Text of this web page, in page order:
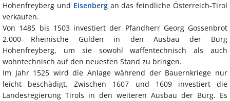
Hohenfreyberg und Eisenbergan das feindliche Österreich-Tirol
verkaufen.
Von 1485 bis 1503 investiert der Pfandherr Georg Gossenbrot
2.000 Rheinische Gulden in den Ausbau der Burg
Hohenfreyberg, um sie sowohl waffentechnisch als auch
wohntechnisch auf den neuesten Stand zu bringen.
Im Jahr 1525 wird die Anlage während der Bauernkriege nur
leicht beschädigt. Zwischen 1607 und 1609 investiert die
Landesregierung Tirols in den weiteren Ausbau der Burg. Es